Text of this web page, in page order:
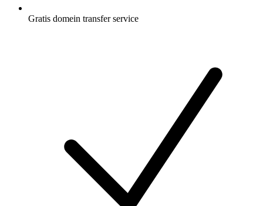
Gratis domein transfer service